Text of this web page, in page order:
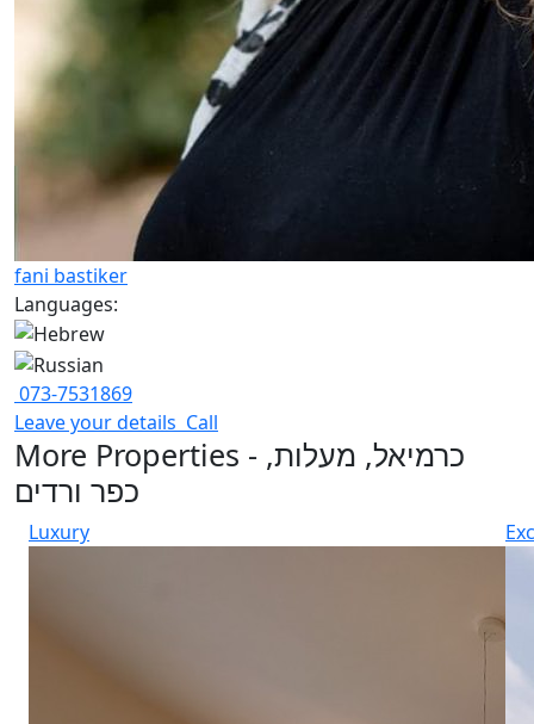
fani bastiker
Languages:
073-7531869
Leave your details Call
More Properties - כרמיאל, מעלות,
כפר ורדים
Luxury